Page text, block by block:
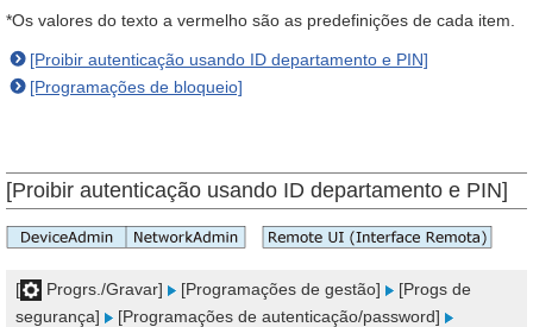
*Os valores do texto a vermelho são as predefinições de cada item.
[Proibir autenticação usando ID departamento e PIN]
[Programações de bloqueio]
[Proibir autenticação usando ID departamento e PIN]
[ Progrs./Gravar] [Programações de gestão]
[Progs de
segurança]
[Programações de autenticação/password]